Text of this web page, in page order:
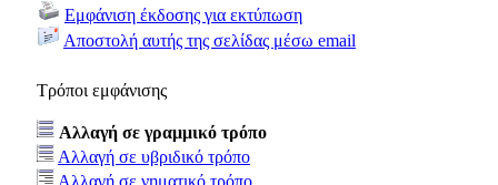
Εμφάνιση έκδοσης για εκτύπωση
Αποστολή αυτής της σελίδας μέσω email
Τρόποι εμφάνισης
Αλλαγή σε γραμμικό τρόπο
Αλλαγή σε υβριδικό τρόπο
Αλλαγή σε νηματικό τρόπο